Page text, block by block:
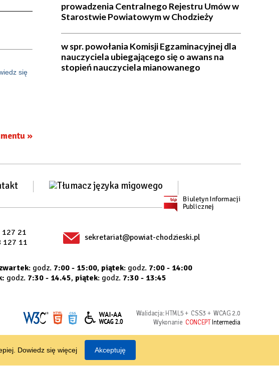
się
»
prowadzenia Centralnego Rejestru Umów w
Starostwie Powiatowym w Chodzieży
w spr. powołania Komisji Egzaminacyjnej dla
nauczyciela ubiegającego się o awans na
stopień nauczyciela mianowanego
127 21
127 11 sekretariat@powiat-chodzieski.pl
: godz. 7:00 - 15:00, piątek: godz. 7:00 - 14:00
godz. 7:30 - 14.45, piątek: godz. 7:30 - 13:45
Walidacja: HTML5+ CSS3 + WCAG 2.0
Wykonanie CONCEPTIntermedia
Dowiedz się więcej Akceptuję